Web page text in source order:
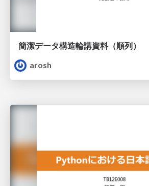
簡潔データ構造輪講資料（順列）
arosh